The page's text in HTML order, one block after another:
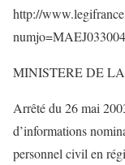
http://
MINISTERE DE
Arrêté du 26 mai
d’informations
personnel civil en